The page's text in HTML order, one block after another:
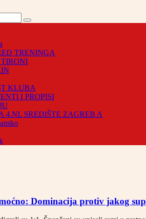
TRENINGA
KLUBA
I PROPISI
4.NL SREDIŠTE ZAGREB A
Dominacija protiv jakog